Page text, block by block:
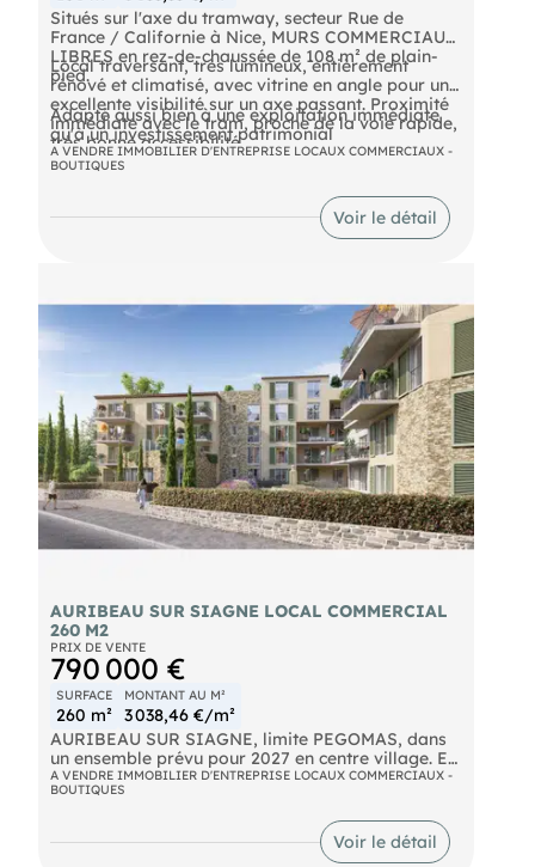
Situés sur l'axe du tramway, secteur Rue de
France / Californie à Nice, MURS COMMERCIAUX
LIBRES en rez-de-chaussée de 108 m² de plain-
pied.
Local traversant, très lumineux, entièrement
rénové et climatisé, avec vitrine en angle pour une
excellente visibilité sur un axe passant. Proximité
immédiate avec le tram, proche de la voie rapide,
très bonne accessibilité.
Adapté aussi bien à une exploitation immédiate
qu'à un investissement patrimonial
A VENDRE IMMOBILIER D'ENTREPRISE LOCAUX COMMERCIAUX -
BOUTIQUES
Voir le détail
AURIBEAU SUR SIAGNE LOCAL COMMERCIAL
260 M2
PRIX DE VENTE
790 000 €
SURFACE
260 m²
MONTANT AU M²
3 038,46 €/m²
AURIBEAU SUR SIAGNE, limite PEGOMAS, dans
un ensemble prévu pour 2027 en centre village. En
rez de chaussée d'un immeuble, local commercial
de 260 m2 de plain pied avec 2 places de parking.
Possibilité d'acquérir d'autres places de
stationnement. Pas d'alimentaire, idéal profession
libérale ou médicale. Ditué en bordure de route
A VENDRE IMMOBILIER D'ENTREPRISE LOCAUX COMMERCIAUX -
BOUTIQUES
Voir le détail